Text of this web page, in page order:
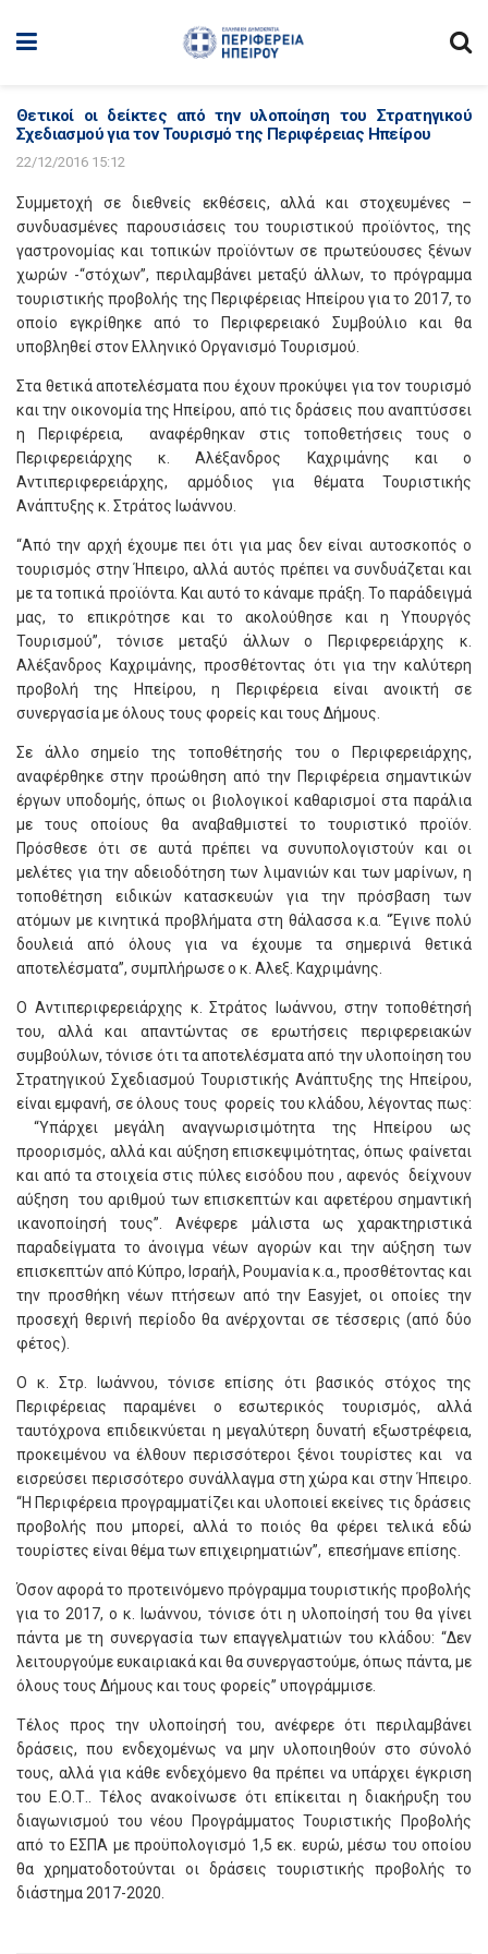
Θετικοί οι δείκτες από την υλοποίηση του Στρατηγικού
Σχεδιασμού για τον Τουρισμό της Περιφέρειας Ηπείρου
22/12/2016 15:12
Συμμετοχή σε διεθνείς εκθέσεις, αλλά και στοχευμένες –
συνδυασμένες παρουσιάσεις του τουριστικού προϊόντος, της
γαστρονομίας και τοπικών προϊόντων σε πρωτεύουσες ξένων
χωρών -“στόχων”, περιλαμβάνει μεταξύ άλλων, το πρόγραμμα
τουριστικής προβολής της Περιφέρειας Ηπείρου για το 2017, το
οποίο εγκρίθηκε από το Περιφερειακό Συμβούλιο και θα
υποβληθεί στον Ελληνικό Οργανισμό Τουρισμού.
Στα θετικά αποτελέσματα που έχουν προκύψει για τον τουρισμό
και την οικονομία της Ηπείρου, από τις δράσεις που αναπτύσσει
η Περιφέρεια, αναφέρθηκαν στις τοποθετήσεις τους ο
Περιφερειάρχης κ. Αλέξανδρος Καχριμάνης και ο
Αντιπεριφερειάρχης, αρμόδιος για θέματα Τουριστικής
Ανάπτυξης κ. Στράτος Ιωάννου.
“Από την αρχή έχουμε πει ότι για μας δεν είναι αυτοσκοπός ο
τουρισμός στην Ήπειρο, αλλά αυτός πρέπει να συνδυάζεται και
με τα τοπικά προϊόντα. Και αυτό το κάναμε πράξη. Το παράδειγμά
μας, το επικρότησε και το ακολούθησε και η Υπουργός
Τουρισμού”, τόνισε μεταξύ άλλων ο Περιφερειάρχης κ.
Αλέξανδρος Καχριμάνης, προσθέτοντας ότι για την καλύτερη
προβολή της Ηπείρου, η Περιφέρεια είναι ανοικτή σε
συνεργασία με όλους τους φορείς και τους Δήμους.
Σε άλλο σημείο της τοποθέτησής του ο Περιφερειάρχης,
αναφέρθηκε στην προώθηση από την Περιφέρεια σημαντικών
έργων υποδομής, όπως οι βιολογικοί καθαρισμοί στα παράλια
με τους οποίους θα αναβαθμιστεί το τουριστικό προϊόν.
Πρόσθεσε ότι σε αυτά πρέπει να συνυπολογιστούν και οι
μελέτες για την αδειοδότηση των λιμανιών και των μαρίνων, η
τοποθέτηση ειδικών κατασκευών για την πρόσβαση των
ατόμων με κινητικά προβλήματα στη θάλασσα κ.α. “Έγινε πολύ
δουλειά από όλους για να έχουμε τα σημερινά θετικά
αποτελέσματα”, συμπλήρωσε ο κ. Αλεξ. Καχριμάνης.
Ο Αντιπεριφερειάρχης κ. Στράτος Ιωάννου, στην τοποθέτησή
του, αλλά και απαντώντας σε ερωτήσεις περιφερειακών
συμβούλων, τόνισε ότι τα αποτελέσματα από την υλοποίηση του
Στρατηγικού Σχεδιασμού Τουριστικής Ανάπτυξης της Ηπείρου,
είναι εμφανή, σε όλους τους φορείς του κλάδου, λέγοντας πως:
“Υπάρχει μεγάλη αναγνωρισιμότητα της Ηπείρου ως
προορισμός, αλλά και αύξηση επισκεψιμότητας, όπως φαίνεται
και από τα στοιχεία στις πύλες εισόδου που , αφενός δείχνουν
αύξηση του αριθμού των επισκεπτών και αφετέρου σημαντική
ικανοποίησή τους”. Ανέφερε μάλιστα ως χαρακτηριστικά
παραδείγματα το άνοιγμα νέων αγορών και την αύξηση των
επισκεπτών από Κύπρο, Ισραήλ, Ρουμανία κ.α., προσθέτοντας και
την προσθήκη νέων πτήσεων από την Easyjet, οι οποίες την
προσεχή θερινή περίοδο θα ανέρχονται σε τέσσερις (από δύο
φέτος).
Ο κ. Στρ. Ιωάννου, τόνισε επίσης ότι βασικός στόχος της
Περιφέρειας παραμένει ο εσωτερικός τουρισμός, αλλά
ταυτόχρονα επιδεικνύεται η μεγαλύτερη δυνατή εξωστρέφεια,
προκειμένου να έλθουν περισσότεροι ξένοι τουρίστες και να
εισρεύσει περισσότερο συνάλλαγμα στη χώρα και στην Ήπειρο.
“Η Περιφέρεια προγραμματίζει και υλοποιεί εκείνες τις δράσεις
προβολής που μπορεί, αλλά το ποιός θα φέρει τελικά εδώ
τουρίστες είναι θέμα των επιχειρηματιών”, επεσήμανε επίσης.
Όσον αφορά το προτεινόμενο πρόγραμμα τουριστικής προβολής
για το 2017, ο κ. Ιωάννου, τόνισε ότι η υλοποίησή του θα γίνει
πάντα με τη συνεργασία των επαγγελματιών του κλάδου: “Δεν
λειτουργούμε ευκαιριακά και θα συνεργαστούμε, όπως πάντα, με
όλους τους Δήμους και τους φορείς” υπογράμμισε.
Τέλος προς την υλοποίησή του, ανέφερε ότι περιλαμβάνει
δράσεις, που ενδεχομένως να μην υλοποιηθούν στο σύνολό
τους, αλλά για κάθε ενδεχόμενο θα πρέπει να υπάρχει έγκριση
του Ε.Ο.Τ.. Τέλος ανακοίνωσε ότι επίκειται η διακήρυξη του
διαγωνισμού του νέου Προγράμματος Τουριστικής Προβολής
από το ΕΣΠΑ με προϋπολογισμό 1,5 εκ. ευρώ, μέσω του οποίου
θα χρηματοδοτούνται οι δράσεις τουριστικής προβολής το
διάστημα 2017-2020.